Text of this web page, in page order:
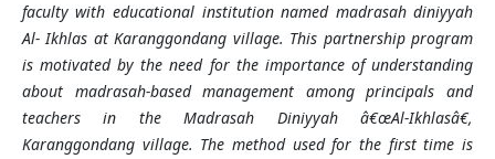
faculty with educational institution named madrasah diniyyah
Al- Ikhlas at Karanggondang village. This partnership program
is motivated by the need for the importance of understanding
about madrasah-based management among principals and
teachers in the Madrasah Diniyyah â€œAl-Ikhlasâ€,
Karanggondang village. The method used for the first time is